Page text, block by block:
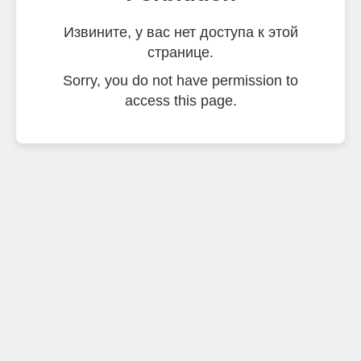
Извините, у вас нет доступа к этой
странице.
Sorry, you do not have permission to
access this page.